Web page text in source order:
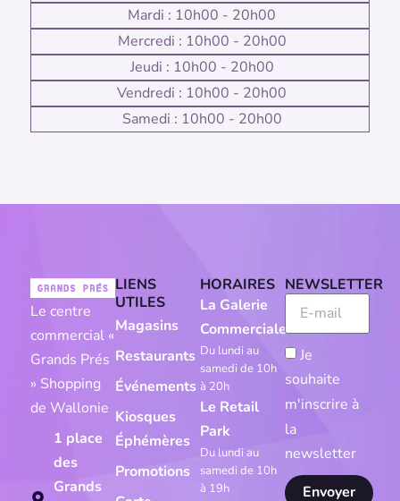
Mardi : 10h00 - 20h00
Mercredi : 10h00 - 20h00
Jeudi : 10h00 - 20h00
Vendredi : 10h00 - 20h00
Samedi : 10h00 - 20h00
Le centre
commercial «
Grands Prés
» Shopping
de Wallonie
1 place
des
Grands
LIENS
UTILES
Magasins
Restaurants
Événements
Kiosques
Éphémères
Promotions
HORAIRES
La Galerie
Commerciale
Du lundi au
samedi de 10h
à 20h
Le Retail
Park
Du lundi au
samedi de 10h
à 19h
NEWSLETTER
Je
souhaite
m'inscrire à
la
newsletter
Envoyer